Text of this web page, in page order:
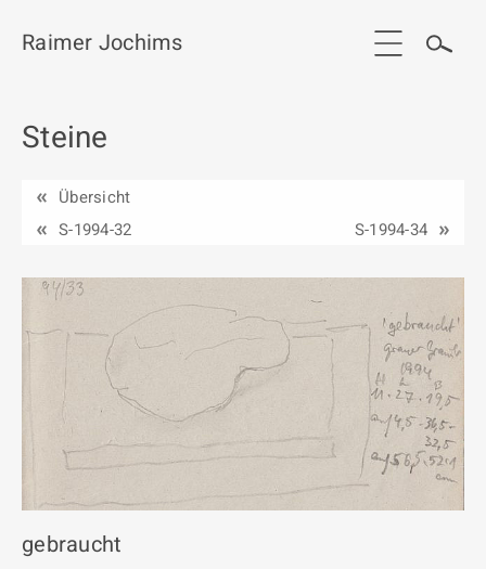
Start
Werkgruppen / Work groups
Ausstellungen
Publikationen
Kontakt
Raimer Jochims
Steine
Übersicht
S-1994-32
S-1994-34
gebraucht